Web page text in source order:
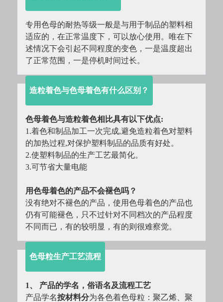
专用色母的耐热等级一般是与用于制品的塑料相
适应的，在正常温度下，可以放心使用。唯在下
述情况下会引起不同程度的变色，一是温度超出
了正常范围，一是停机时间过长。
造粒着色与色母着色有什么区别？
色母着色与造粒着色相比具有以下优点:
1.着色和制品加工一次完成,避免造粒着色对塑料
的加热过程,对保护塑料制品的品质有好处。
2.使塑料制品的生产工艺最简化。
3.可节省大量电能
用色母着色的产品不会褪色吗？
没有绝对不褪色的产品，使用色母着色的产品也
仍有可能褪色，只不过针对不同档次的产品程度
不同而已，有的较明显，有的则很难察觉。
色母粒生产工艺流程
1、 产品的学名，俗语名及流程工艺
产品学名按材料分为各色着色母粒：聚乙烯、聚